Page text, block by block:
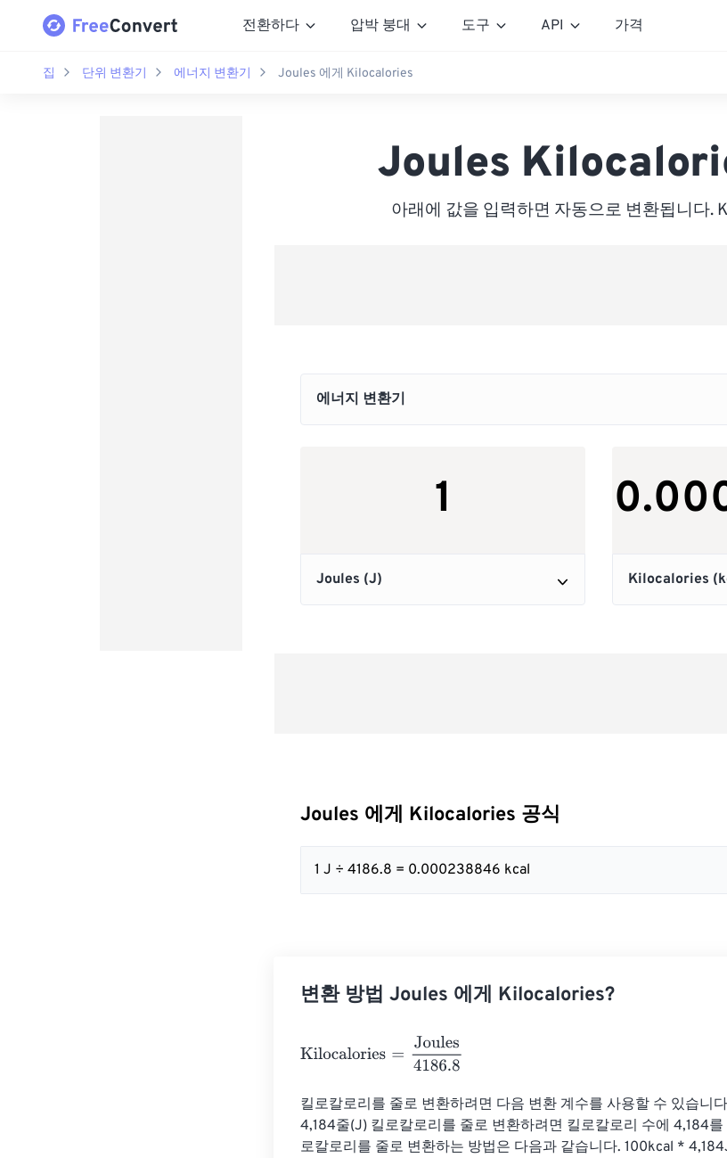
전환하다 압박 붕대 도구 API 가격
집 단위 변환기 에너지 변환기 Joules 에게 Kilocalories
Joules
아래에 값을 입력하면 자동으로 변환됩니다.
Joules 에게 Kilocalories 공식
1 J ÷ 4186.8 = 0.000238846 kcal
변환 방법 Joules 에게 Kilocalories?
Kilocalories Joules4186.8
킬로칼로리를 줄로 변환하려면 다음 변환 계수를 사용할 수 있습니
4,184줄(J) 킬로칼로리를 줄로 변환하려면 킬로칼로리 수에 4,184
로칼로리를 줄로 변환하는 방법은 다음과 같습니다. 100kcal *